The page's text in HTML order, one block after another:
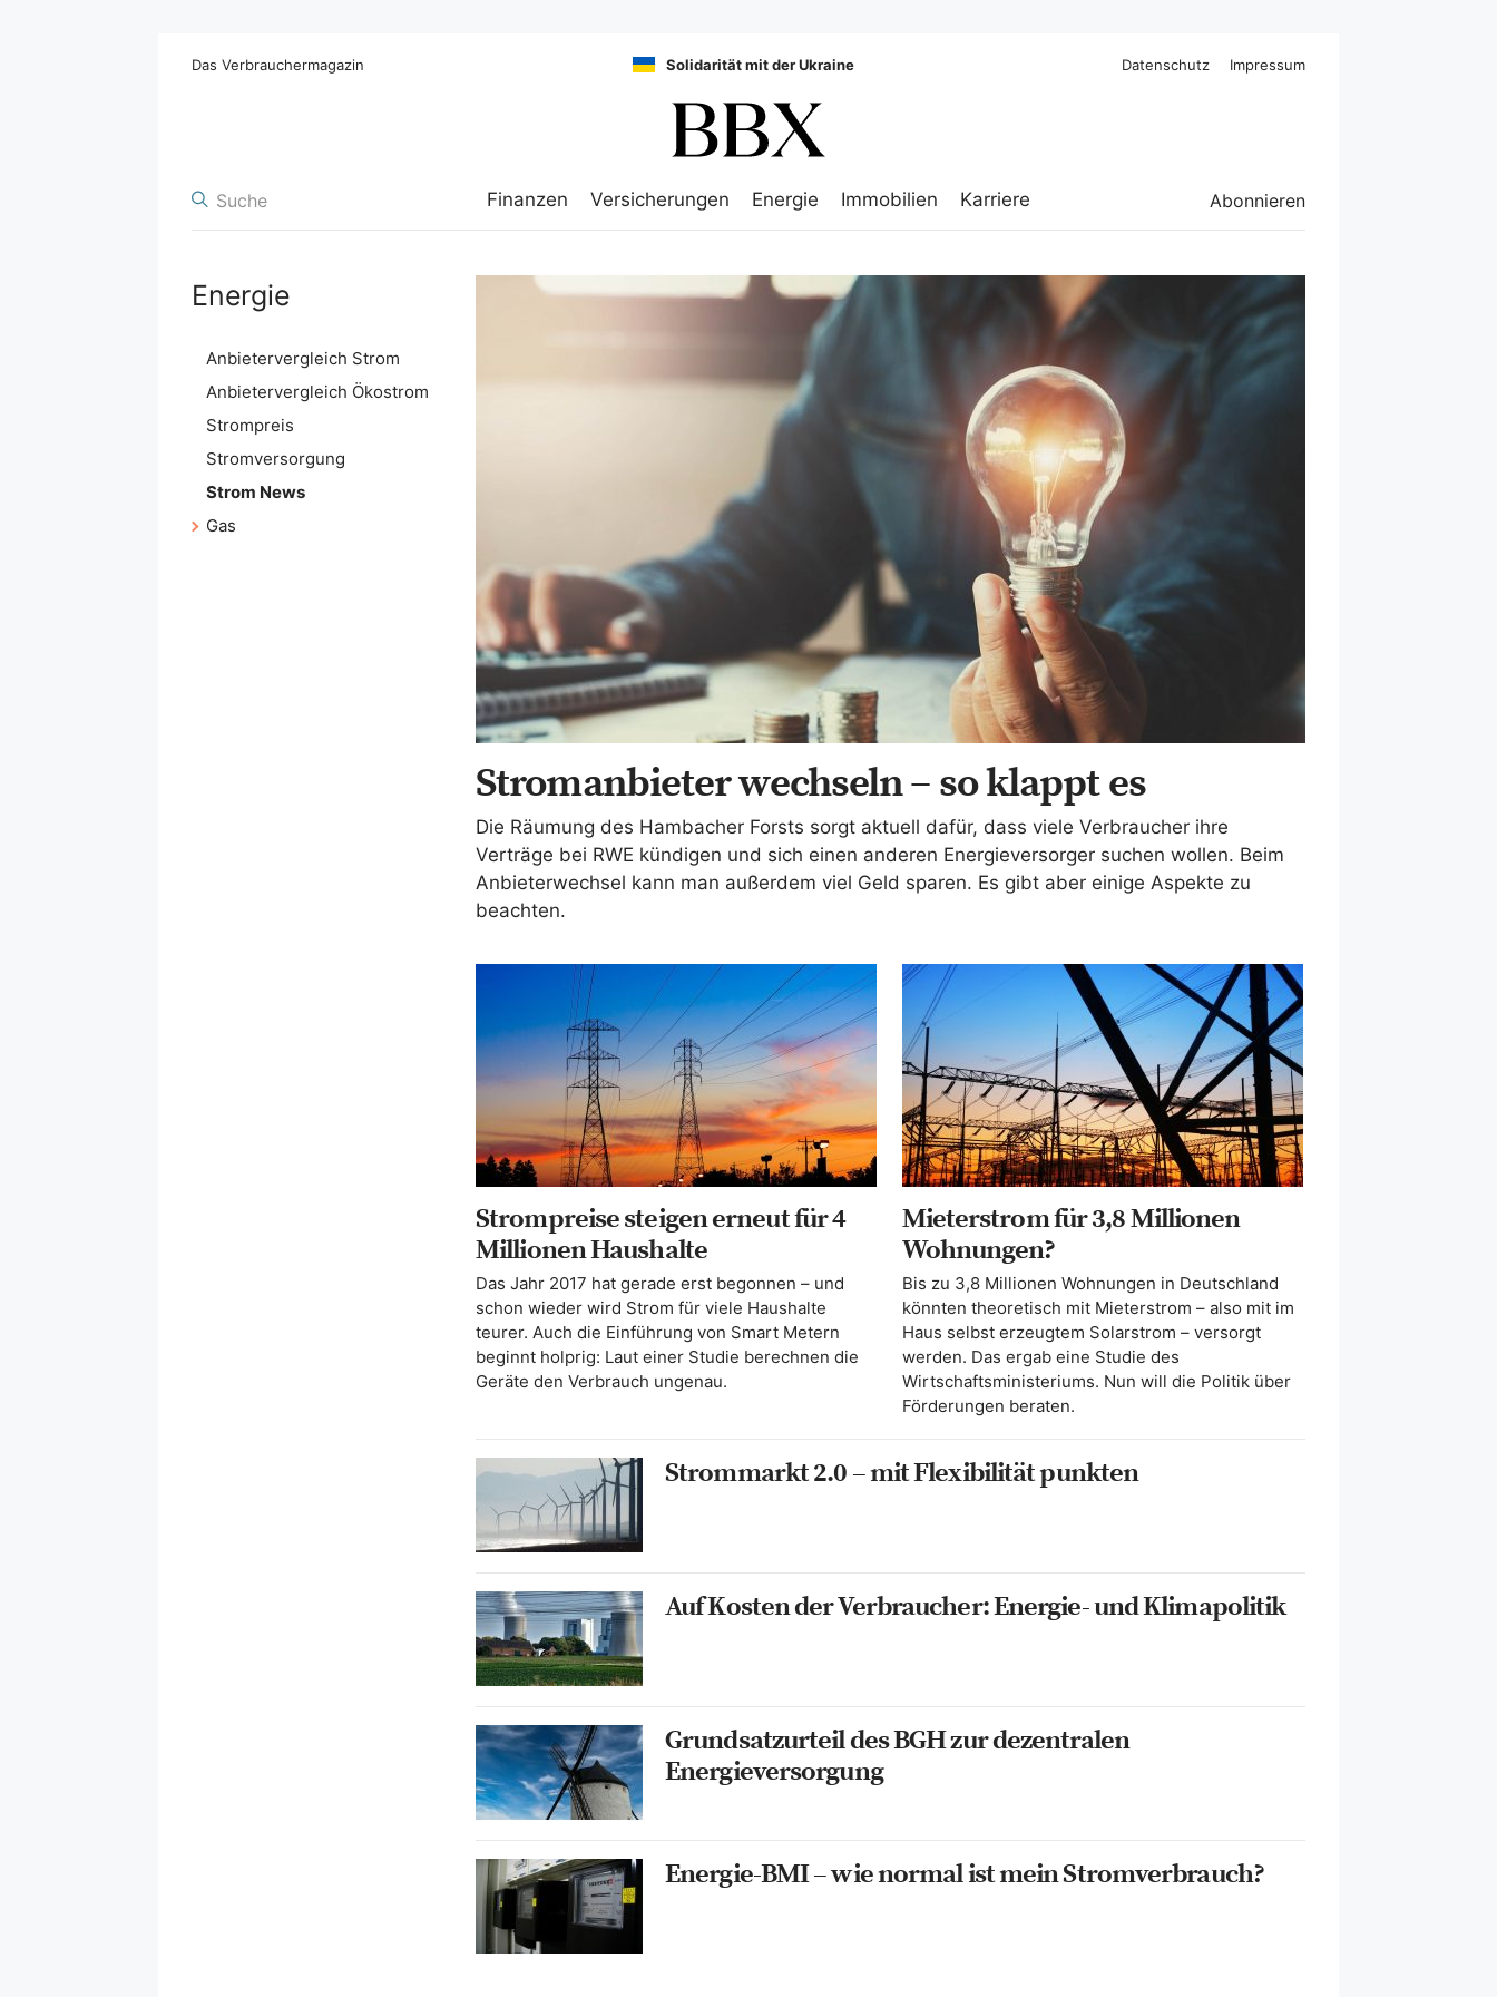
Das Verbrauchermagazin Solidarität mit der Ukraine Datenschutz Impressum
Finanzen Versicherungen Energie Immobilien Karriere Abonnieren
Energie
Anbietervergleich Strom
Anbietervergleich Ökostrom
Strompreis
Stromversorgung
Strom News
Gas
Stromanbieter wechseln – so klappt es
Die Räumung des Hambacher Forsts sorgt aktuell dafür, dass viele Verbraucher ihre
Verträge bei RWE kündigen und sich einen anderen Energieversorger suchen wollen. Beim
Anbieterwechsel kann man außerdem viel Geld sparen. Es gibt aber einige Aspekte zu
beachten.
Strompreise steigen erneut für 4
Millionen Haushalte
Das Jahr 2017 hat gerade erst begonnen – und
schon wieder wird Strom für viele Haushalte
teurer. Auch die Einführung von Smart Metern
beginnt holprig: Laut einer Studie berechnen die
Geräte den Verbrauch ungenau.
Mieterstrom für 3,8 Millionen
Wohnungen?
Bis zu 3,8 Millionen Wohnungen in Deutschland
könnten theoretisch mit Mieterstrom – also mit im
Haus selbst erzeugtem Solarstrom – versorgt
werden. Das ergab eine Studie des
Wirtschaftsministeriums. Nun will die Politik über
Förderungen beraten.
Strommarkt 2.0 – mit Flexibilität punkten
Auf Kosten der Verbraucher: Energie- und Klimapolitik
Grundsatzurteil des BGH zur dezentralen
Energieversorgung
Energie-BMI – wie normal ist mein Stromverbrauch?